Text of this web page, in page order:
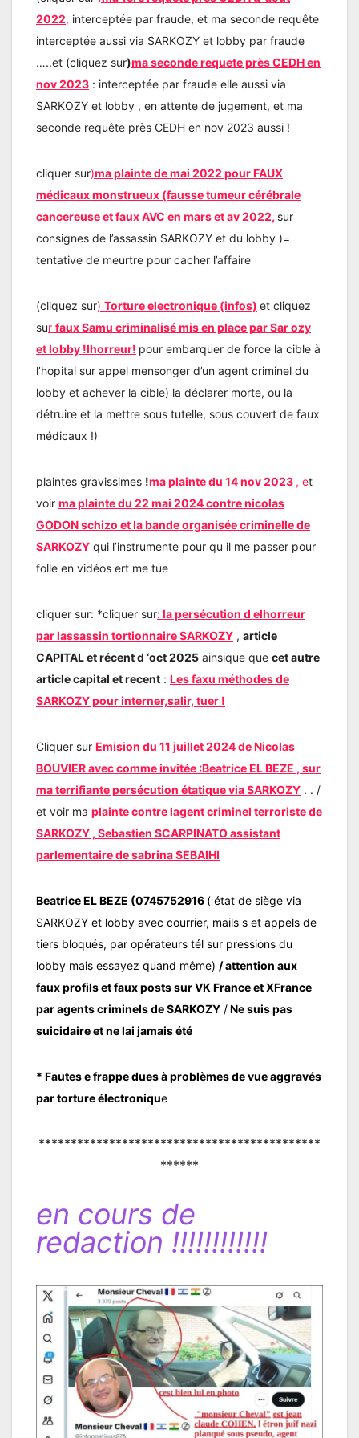
2022, interceptée par fraude, et ma seconde requête
interceptée aussi via SARKOZY et lobby par fraude
…..et (cliquez sur)ma seconde requete près CEDH en
nov 2023 : interceptée par fraude elle aussi via
SARKOZY et lobby , en attente de jugement, et ma
seconde requête près CEDH en nov 2023 aussi !
cliquer sur)ma plainte de mai 2022 pour FAUX
médicaux monstrueux (fausse tumeur cérébrale
cancereuse et faux AVC en mars et av 2022, sur
consignes de l’assassin SARKOZY et du lobby )=
tentative de meurtre pour cacher l’affaire
(cliquez sur) Torture electronique (infos) et cliquez
sur faux Samu criminalisé mis en place par Sar ozy
et lobby !lhorreur! pour embarquer de force la cible à
l’hopital sur appel mensonger d’un agent criminel du
lobby et achever la cible) la déclarer morte, ou la
détruire et la mettre sous tutelle, sous couvert de faux
médicaux !)
plaintes gravissimes !ma plainte du 14 nov 2023 , et
voir ma plainte du 22 mai 2024 contre nicolas
GODON schizo et la bande organisée criminelle de
SARKOZY qui l’instrumente pour qu il me passer pour
folle en vidéos ert me tue
cliquer sur: *cliquer sur:la persécution d elhorreur
par lassassin tortionnaire SARKOZY , article
CAPITAL et récent d ‘oct 2025 ainsique que cet autre
article capital et recent : Les faxu méthodes de
SARKOZY pour interner,salir, tuer !
Cliquer sur Emision du 11 juillet 2024 de Nicolas
BOUVIER avec comme invitée :Beatrice EL BEZE , sur
ma terrifiante persécution étatique via SARKOZY . . /
et voir ma plainte contre lagent criminel terroriste de
SARKOZY , Sebastien SCARPINATO assistant
parlementaire de sabrina SEBAIHI
Beatrice EL BEZE (0745752916 ( état de siège via
SARKOZY et lobby avec courrier, mails s et appels de
tiers bloqués, par opérateurs tél sur pressions du
lobby mais essayez quand même) / attention aux
faux profils et faux posts sur VK France et XFrance
par agents criminels de SARKOZY /Ne suis pas
suicidaire et ne lai jamais été
* Fautes e frappe dues à problèmes de vue aggravés
par torture électronique
********************************************
******
en cours de
redaction !!!!!!!!!!!!